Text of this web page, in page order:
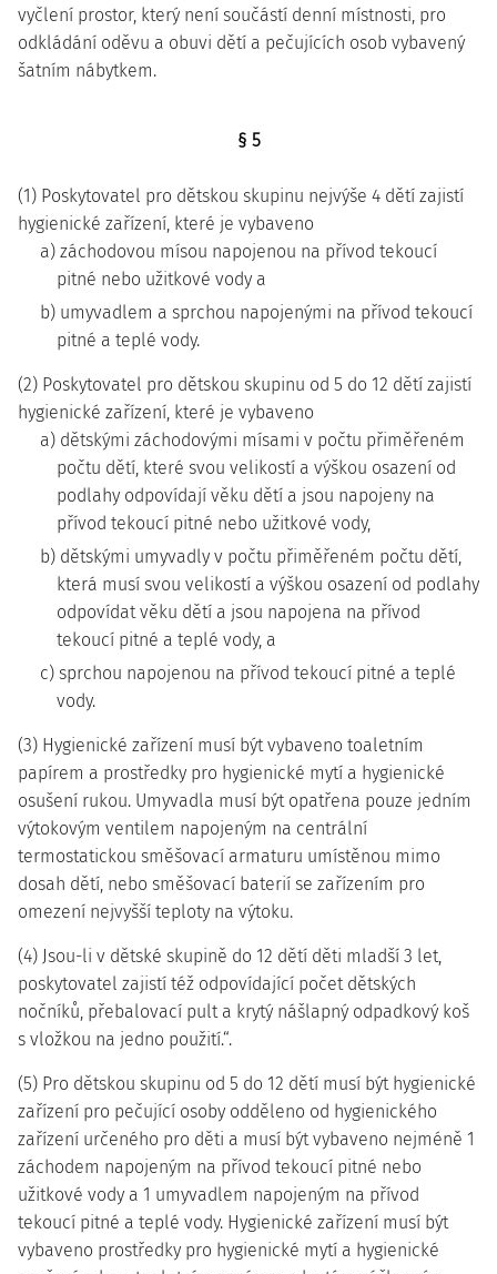
vyčlení prostor, který není součástí denní místnosti, pro
odkládání oděvu a obuvi dětí a pečujících osob vybavený
šatním nábytkem.
§ 5
(1) Poskytovatel pro dětskou skupinu nejvýše 4 dětí zajistí
hygienické zařízení, které je vybaveno
a) záchodovou mísou napojenou na přívod tekoucí
pitné nebo užitkové vody a
b) umyvadlem a sprchou napojenými na přívod tekoucí
pitné a teplé vody.
(2) Poskytovatel pro dětskou skupinu od 5 do 12 dětí zajistí
hygienické zařízení, které je vybaveno
a) dětskými záchodovými mísami v počtu přiměřeném
počtu dětí, které svou velikostí a výškou osazení od
podlahy odpovídají věku dětí a jsou napojeny na
přívod tekoucí pitné nebo užitkové vody,
b) dětskými umyvadly v počtu přiměřeném počtu dětí,
která musí svou velikostí a výškou osazení od podlahy
odpovídat věku dětí a jsou napojena na přívod
tekoucí pitné a teplé vody, a
c) sprchou napojenou na přívod tekoucí pitné a teplé
vody.
(3) Hygienické zařízení musí být vybaveno toaletním
papírem a prostředky pro hygienické mytí a hygienické
osušení rukou. Umyvadla musí být opatřena pouze jedním
výtokovým ventilem napojeným na centrální
termostatickou směšovací armaturu umístěnou mimo
dosah dětí, nebo směšovací baterií se zařízením pro
omezení nejvyšší teploty na výtoku.
(4) Jsou-li v dětské skupině do 12 dětí děti mladší 3 let,
poskytovatel zajistí též odpovídající počet dětských
nočníků, přebalovací pult a krytý nášlapný odpadkový koš
s vložkou na jedno použití.“.
(5) Pro dětskou skupinu od 5 do 12 dětí musí být hygienické
zařízení pro pečující osoby odděleno od hygienického
zařízení určeného pro děti a musí být vybaveno nejméně 1
záchodem napojeným na přívod tekoucí pitné nebo
užitkové vody a 1 umyvadlem napojeným na přívod
tekoucí pitné a teplé vody. Hygienické zařízení musí být
vybaveno prostředky pro hygienické mytí a hygienické